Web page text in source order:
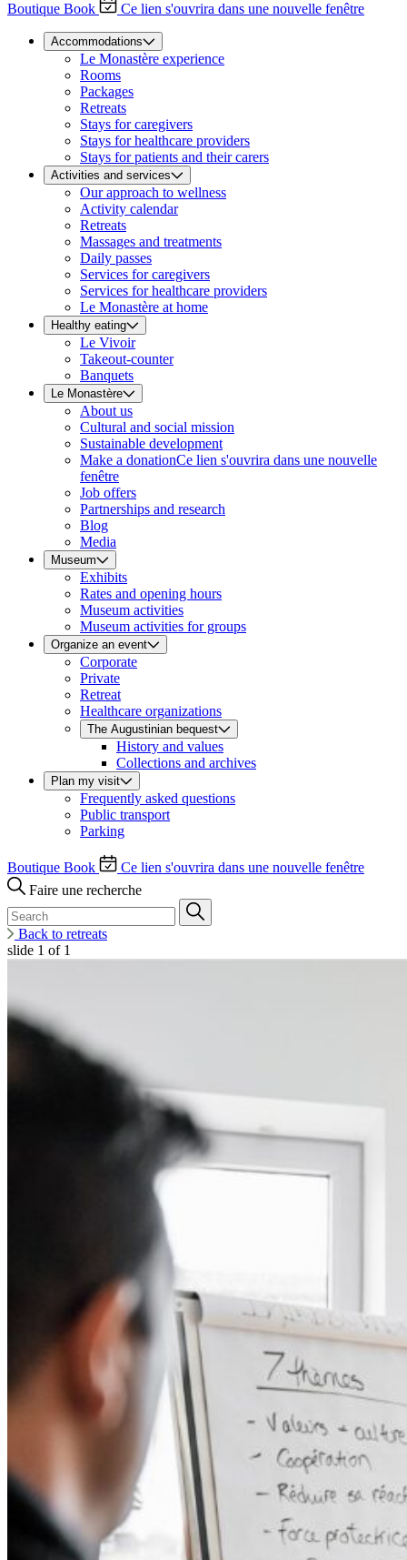
Boutique Book Ce lien s'ouvrira dans une nouvelle fenêtre
Accommodations
Le Monastère experience
Rooms
Packages
Retreats
Stays for caregivers
Stays for healthcare providers
Stays for patients and their carers
Activities and services
Our approach to wellness
Activity calendar
Retreats
Massages and treatments
Daily passes
Services for caregivers
Services for healthcare providers
Le Monastère at home
Healthy eating
Le Vivoir
Takeout-counter
Banquets
Le Monastère
About us
Cultural and social mission
Sustainable development
Make a donationCe lien s'ouvrira dans une nouvelle
fenêtre
Job offers
Partnerships and research
Blog
Media
Museum
Exhibits
Rates and opening hours
Museum activities
Museum activities for groups
Organize an event
Corporate
Private
Retreat
Healthcare organizations
The Augustinian bequest
History and values
Collections and archives
Plan my visit
Frequently asked questions
Public transport
Parking
Boutique Book
Ce lien s'ouvrira dans une nouvelle fenêtre
Faire une recherche
Back to retreats
slide 1 of 1